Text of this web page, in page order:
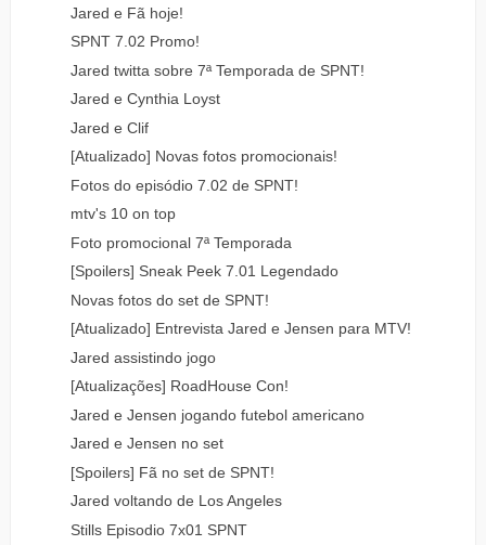
Jared e Fã hoje!
SPNT 7.02 Promo!
Jared twitta sobre 7ª Temporada de SPNT!
Jared e Cynthia Loyst
Jared e Clif
[Atualizado] Novas fotos promocionais!
Fotos do episódio 7.02 de SPNT!
mtv's 10 on top
Foto promocional 7ª Temporada
[Spoilers] Sneak Peek 7.01 Legendado
Novas fotos do set de SPNT!
[Atualizado] Entrevista Jared e Jensen para MTV!
Jared assistindo jogo
[Atualizações] RoadHouse Con!
Jared e Jensen jogando futebol americano
Jared e Jensen no set
[Spoilers] Fã no set de SPNT!
Jared voltando de Los Angeles
Stills Episodio 7x01 SPNT